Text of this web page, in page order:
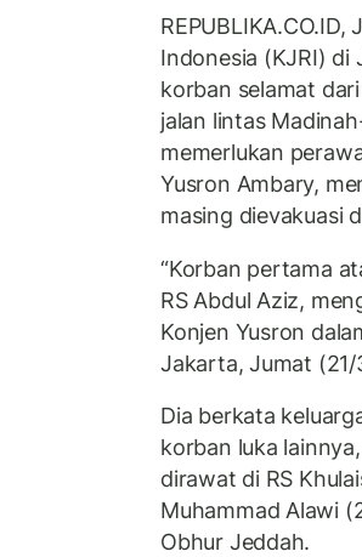
Indonesia (KJRI) di
korban selamat
jalan lintas
memerlukan
Yusron Ambary,
masing dievakuasi
“Korban pertama
RS Abdul Aziz,
Konjen Yusron
Jakarta, Jumat
Dia berkata
korban luka
dirawat di RS
Muhammad Alawi
Obhur Jeddah.